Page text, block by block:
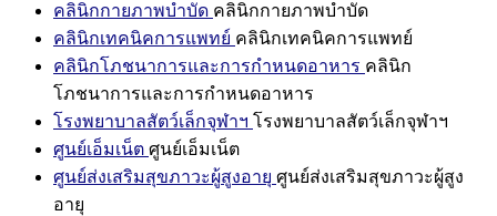
คลินิกกายภาพบำบัด คลินิกกายภาพบำบัด
คลินิกเทคนิคการแพทย์ คลินิกเทคนิคการแพทย์
คลินิกโภชนาการและการกำหนดอาหาร คลินิก
โภชนาการและการกำหนดอาหาร
โรงพยาบาลสัตว์เล็กจุฬาฯ โรงพยาบาลสัตว์เล็กจุฬาฯ
ศูนย์เอ็มเน็ต ศูนย์เอ็มเน็ต
ศูนย์ส่งเสริมสุขภาวะผู้สูงอายุ ศูนย์ส่งเสริมสุขภาวะผู้สูง
อายุ